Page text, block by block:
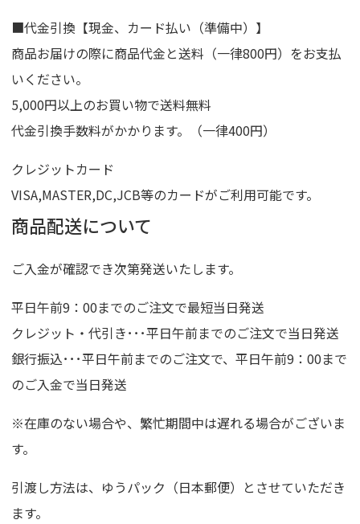
■代金引換【現金、カード払い（準備中）】
商品お届けの際に商品代金と送料（一律800円）をお支払
いください。
5,000円以上のお買い物で送料無料
代金引換手数料がかかります。（一律400円）
クレジットカード
VISA,MASTER,DC,JCB等のカードがご利用可能です。
商品配送について
ご入金が確認でき次第発送いたします。
平日午前9：00までのご注文で最短当日発送
クレジット・代引き･･･平日午前までのご注文で当日発送
銀行振込･･･平日午前までのご注文で、平日午前9：00まで
のご入金で当日発送
※在庫のない場合や、繁忙期間中は遅れる場合がございま
す。
引渡し方法は、ゆうパック（日本郵便）とさせていただき
ます。